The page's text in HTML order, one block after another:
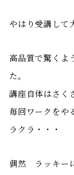
やはり受講して
高品質で驚くよ
た。
講座自体はさく
毎回ワークをや
ラクラ・・・
偶然 ラッキー